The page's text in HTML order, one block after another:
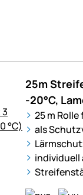
25m
-20°C,
25 m
als
individuell